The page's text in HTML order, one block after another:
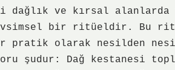
dağlık ve kırsal alanlarda
bir ritüeldir. Bu
pratik olarak nesilden
şudur: Dağ kestanesi